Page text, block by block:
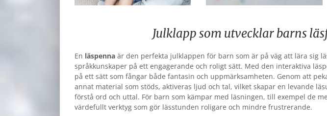
Julklapp som utvecklar barns
En läspenna är den perfekta julklappen för barn som är på väg att lära sig
språkkunskaper på ett engagerande och roligt sätt. Med den interaktiva
på ett sätt som fångar både fantasin och uppmärksamheten. Genom att
annat material som stöds, aktiveras ljud och tal, vilket skapar en levande
förstå ord och uttal. För barn som kämpar med läsningen, till exempel de
värdefullt verktyg som gör lässtunden roligare och mindre frustrerande.